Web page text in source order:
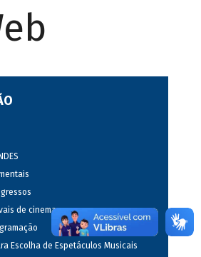
de cinema
Escolha de Espetáculos Musicais